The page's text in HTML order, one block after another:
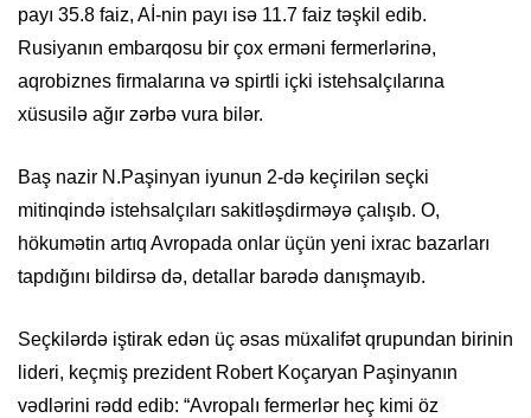
payı 35.8 faiz, Aİ-nin payı isə 11.7 faiz təşkil edib.
Rusiyanın embarqosu bir çox erməni fermerlərinə,
aqrobiznes firmalarına və spirtli içki istehsalçılarına
xüsusilə ağır zərbə vura bilər.
Baş nazir N.Paşinyan iyunun 2-də keçirilən seçki
mitinqində istehsalçıları sakitləşdirməyə çalışıb. O,
hökumətin artıq Avropada onlar üçün yeni ixrac bazarları
tapdığını bildirsə də, detallar barədə danışmayıb.
Seçkilərdə iştirak edən üç əsas müxalifət qrupundan birinin
lideri, keçmiş prezident Robert Koçaryan Paşinyanın
vədlərini rədd edib: “Avropalı fermerlər heç kimi öz